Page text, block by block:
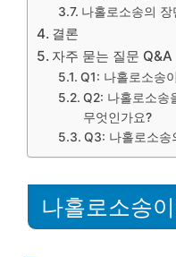
나홀로소송의 장
결론
자주 묻는 질문 Q&A
Q1: 나홀로소송
Q2: 나홀로소송
무엇인가요?
Q3: 나홀로소송
나홀로소송